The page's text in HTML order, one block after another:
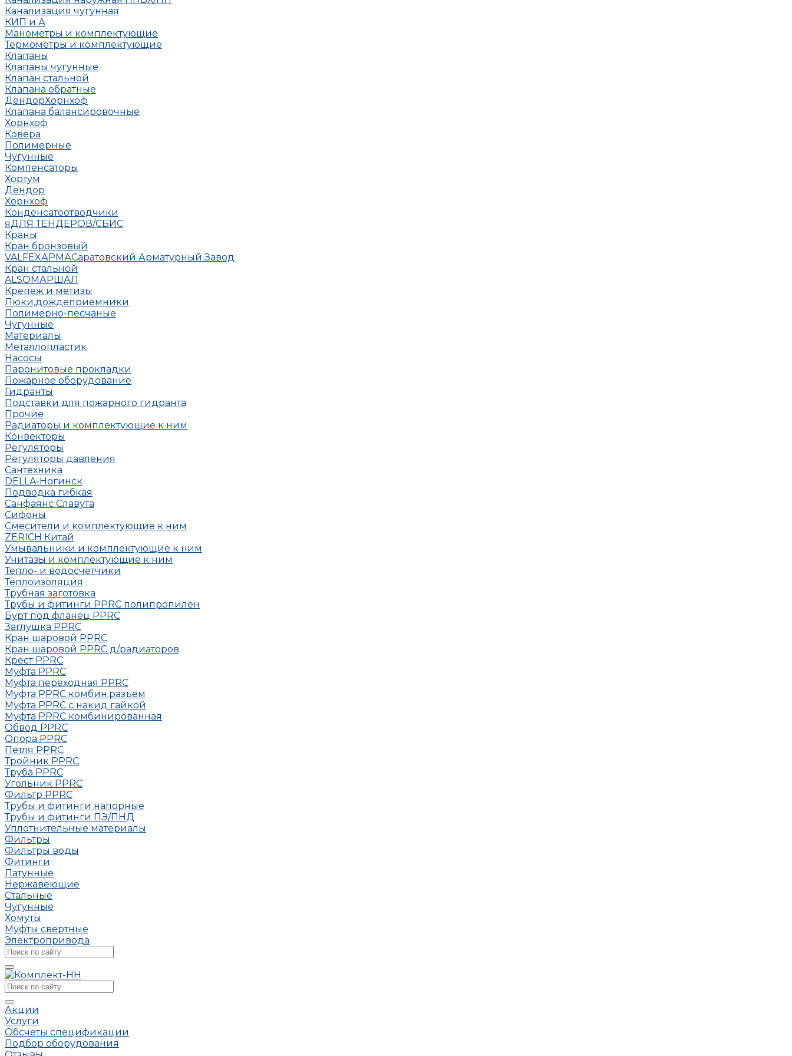
Канализация чугунная
КИП и А
Манометры и комплектующие
Термометры и комплектующие
Клапаны
Клапаны чугунные
Клапан стальной
Клапана обратные
ДендорХорнхоф
Клапана балансировочные
Хорнхоф
Ковера
Полимерные
Чугунные
Компенсаторы
Хортум
Дендор
Хорнхоф
Конденсатоотводчики
яДЛЯ ТЕНДЕРОВ/СБИС
Краны
Кран бронзовый
VALFEXАРМАСаратовский Арматурный Завод
Кран стальной
ALSOМАРШАЛ
Крепеж и метизы
Люки,дождеприемники
Полимерно-песчаные
Чугунные
Материалы
Металлопластик
Насосы
Паронитовые прокладки
Пожарное оборудование
Гидранты
Подставки для пожарного гидранта
Прочие
Радиаторы и комплектующие к ним
Конвекторы
Регуляторы
Регуляторы давления
Сантехника
DELLA-Ногинск
Подводка гибкая
Санфаянс Славута
Сифоны
Смесители и комплектующие к ним
ZERICH Китай
Умывальники и комплектующие к ним
Унитазы и комплектующие к ним
Тепло- и водосчетчики
Теплоизоляция
Трубная заготовка
Трубы и фитинги PPRC полипропилен
Бурт под фланец РРRC
Заглушка РРRC
Кран шаровой PPRC
Кран шаровой PPRC д/радиаторов
Крест PPRC
Муфта PPRC
Муфта переходная PPRC
Муфта РРRC комбин.разъем
Муфта PPRC с накид гайкой
Муфта РРRC комбинированная
Обвод РРRC
Опора РРRC
Петля РРRC
Тройник РРRC
Труба РРRC
Угольник РРRC
Фильтр PPRC
Трубы и фитинги напорные
Трубы и фитинги ПЭ/ПНД
Уплотнительные материалы
Фильтры
Фильтры воды
Фитинги
Латунные
Нержавеющие
Стальные
Чугунные
Хомуты
Муфты свертные
Электропривода
Акции
Услуги
Обсчеты спецификации
Подбор оборудования